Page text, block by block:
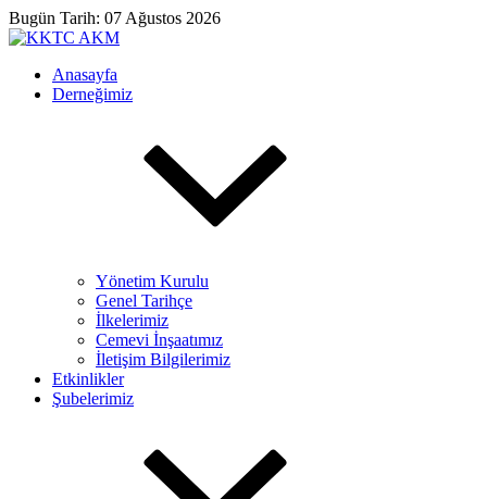
Bugün Tarih: 07 Ağustos 2026
Anasayfa
Derneğimiz
Yönetim Kurulu
Genel Tarihçe
İlkelerimiz
Cemevi İnşaatımız
İletişim Bilgilerimiz
Etkinlikler
Şubelerimiz